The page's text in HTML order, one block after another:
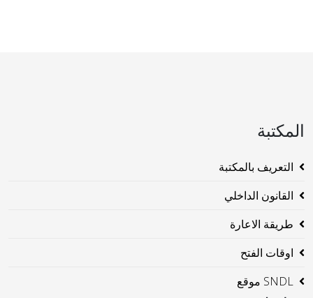
المكتبة
التعريف بالمكتبة
القانون الداخلي
طريقة الاعارة
اوقات الفتح
SNDL موقع